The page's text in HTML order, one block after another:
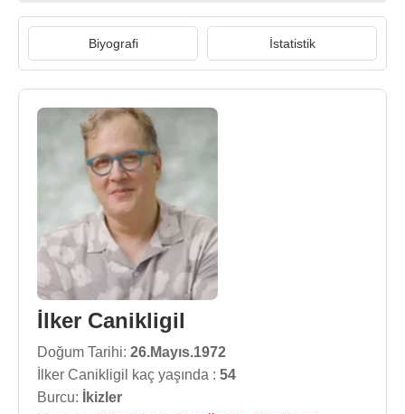
Biyografi İstatistik
İlker Canikligil
Doğum Tarihi: 26.Mayıs.1972
İlker Canikligil kaç yaşında : 54
Burcu:
İkizler